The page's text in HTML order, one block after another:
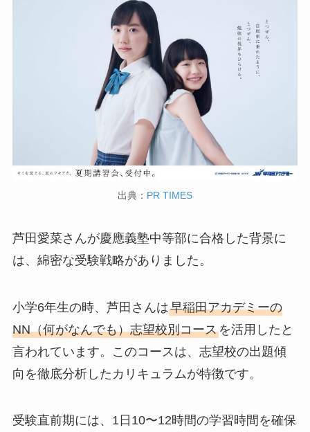
出典： PR TIMES
芦田愛菜さんが慶應義塾中等部に合格した背景に
は、綿密な受験戦略がありました。
小学6年生の時、芦田さんは早稲田アカデミーの
NN（何がなんでも）志望校別コースを活用したと
言われています。このコースは、志望校の出題傾
向を徹底分析したカリキュラムが特徴です。
受験直前期には、1日10〜12時間の学習時間を確保